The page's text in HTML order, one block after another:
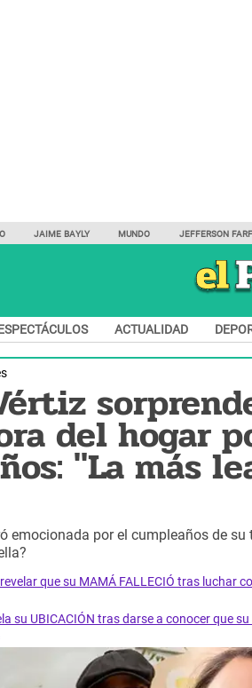
JAIME BAYLY MUNDO JEFFERSON
ACTUALIDAD
del hogar
"La más
emocionada por el cumpleaños de
que su MAMÁ FALLECIÓ tras luchar
su UBICACIÓN tras darse a conocer que